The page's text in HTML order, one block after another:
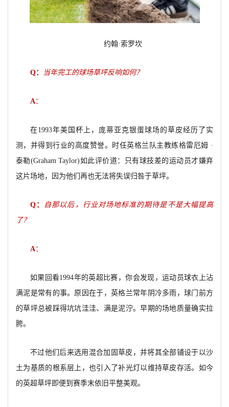
约翰·索罗坎
Q： 当年完工的球场草坪反响如何？
A：
在1993年美国杯上，庞蒂亚克银蛋球场的草皮经历了实
测，并得到行业的高度赞誉。时任英格兰队主教练格雷厄姆 ·
泰勒(Graham Taylor)如此评价道：只有球技差的运动员才嫌弃
这片场地，因为他们再也无法将失误归咎于草坪。
Q ：
自那以后，行业对场地标准的期待是不是大幅提高
了？
A：
如果回看1994年的英超比赛，你会发现，运动员球衣上沾
满泥是常有的事。原因在于，英格兰常年阴冷多雨，球门前方
的草坪总被踩得坑坑洼洼、满是泥泞。早期的场地质量确实拉
胯。
不过他们后来选用混合加固草皮，并将其全部铺设于以沙
土为基质的根系层上，也引入了补光灯以维持草皮存活。如今
的英超草坪即便到赛季末依旧平整美观。